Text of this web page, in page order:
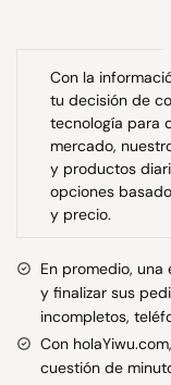
Con la
tu decisión de
tecnología para
mercado,
y productos
opciones
y precio.
En promedio,
y finalizar sus
incompletos,
Con
cuestión de